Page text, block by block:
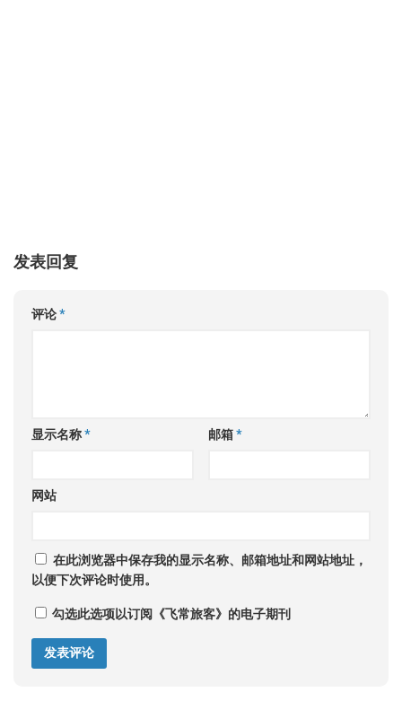
发表回复
评论*
显示名称* 邮箱*
网站
在此浏览器中保存我的显示名称、邮箱地址和网站地址，
以便下次评论时使用。
勾选此选项以订阅《飞常旅客》的电子期刊